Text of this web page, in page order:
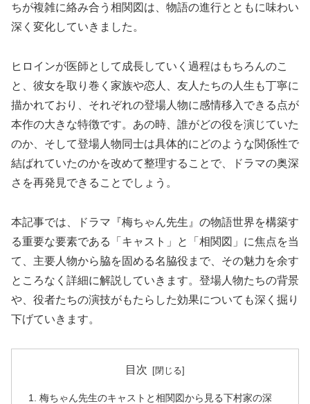
ちが複雑に絡み合う相関図は、物語の進行とともに味わい
深く変化していきました。
ヒロインが医師として成長していく過程はもちろんのこ
と、彼女を取り巻く家族や恋人、友人たちの人生も丁寧に
描かれており、それぞれの登場人物に感情移入できる点が
本作の大きな特徴です。あの時、誰がどの役を演じていた
のか、そして登場人物同士は具体的にどのような関係性で
結ばれていたのかを改めて整理することで、ドラマの奥深
さを再発見できることでしょう。
本記事では、ドラマ『梅ちゃん先生』の物語世界を構築す
る重要な要素である「キャスト」と「相関図」に焦点を当
て、主要人物から脇を固める名脇役まで、その魅力を余す
ところなく詳細に解説していきます。登場人物たちの背景
や、役者たちの演技がもたらした効果についても深く掘り
下げていきます。
目次
梅ちゃん先生のキャストと相関図から見る下村家の深